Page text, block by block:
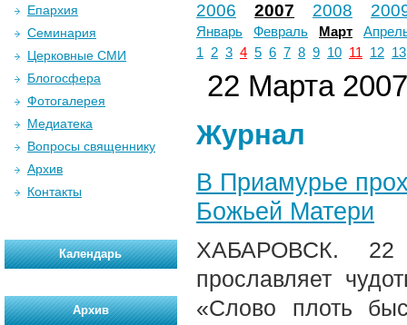
2006 2007 2008
Январь Февраль Март
1
2 3 4 5 6 7 8 9 10 11 12 13
22 Марта 2007
Журнал
В Приамурье
Божьей Матери
ХАБАРОВСК. 22
прославляет
«Слово плоть
Епархия
Семинария
Церковные СМИ
Блогосфера
Фотогалерея
Медиатека
Вопросы священнику
Архив
Контакты
Календарь
Архив